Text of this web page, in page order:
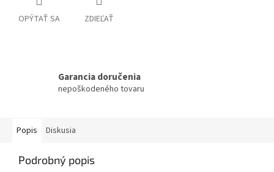
OPÝTAŤ SA ZDIEĽAŤ
Garancia doručenia
nepoškodeného tovaru
Popis Diskusia
Podrobný popis